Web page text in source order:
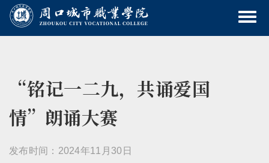
“铭记一二九，共诵爱国
情”朗诵大赛
发布时间：2024年11月30日